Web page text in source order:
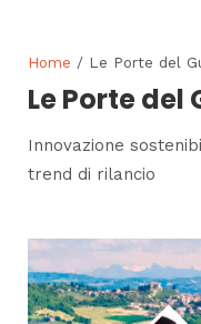
Home / Le Porte del
Le Porte del
Innovazione
trend di rilancio